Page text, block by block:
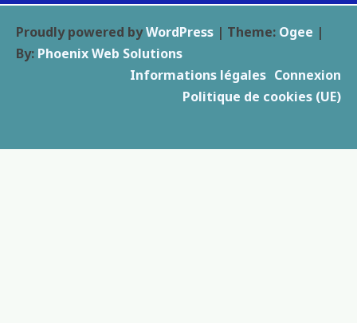
Proudly powered byWordPress | Theme: Ogee |
By: Phoenix Web Solutions
Connexion
Informations légales
Politique de cookies (UE)